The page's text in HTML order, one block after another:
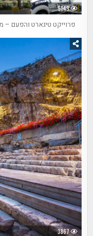
5149
פרוייקט טיגארט והפעם
3867